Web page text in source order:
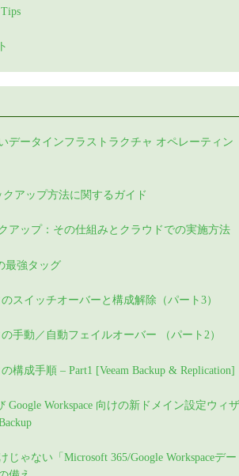
データインフラストラクチャ オペレーティン
クアップ方法に関するガイド
アップ：その仕組みとクラウドでの実施方法
最強タッグ
スイッチオーバーと構成解除（パート3）
手動／自動フェイルオーバー （パート2）
構成手順 – Part1 [Veeam Backup & Replication]
Google Workspace 向けの新ドメイン設定ウィザ
じゃない「Microsoft 365/Google Workspaceデー